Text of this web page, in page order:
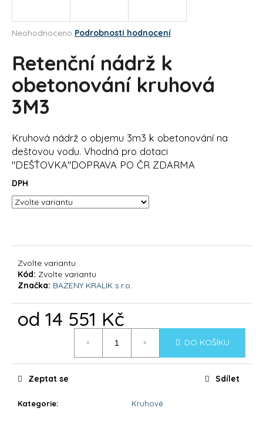
Průměrné
produktu
je
z
5
hvězdiček.
Neohodnoceno Podrobnosti hodnocení
Retenční nádrž k
obetonování kruhová
3M3
Kruhová nádrž o objemu 3m3 k obetonování na
deštovou vodu. Vhodná pro dotaci
"DEŠŤOVKA"DOPRAVA PO ČR ZDARMA
DPH
Zvolte variantu
Kód: Zvolte variantu
Značka: BAZENY KRALIK s.r.o.
od 14 551 Kč
DO KOŠÍKU
Kategorie: Kruhové
Zeptat se Sdílet
j
t
?
HLEDAT
D
o
p
e
m
DOLPHIN
SUPREME
M400
39
900